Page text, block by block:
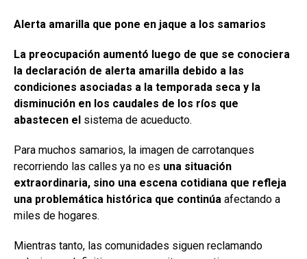
Alerta amarilla que pone en jaque a los samarios
La preocupación aumentó luego de que se conociera
la declaración de alerta amarilla debido a las
condiciones asociadas a la temporada seca y la
disminución en los caudales de los ríos que
abastecen el sistema de acueducto.
Para muchos samarios, la imagen de carrotanques
recorriendo las calles ya no es una situación
extraordinaria, sino una escena cotidiana que refleja
una problemática histórica que continúa afectando a
miles de hogares.
Mientras tanto, las comunidades siguen reclamando